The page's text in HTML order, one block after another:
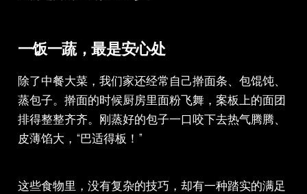
一饭一蔬，最是安心处
除了中餐大菜，我们家还经常自己擀面条、包馄饨、
蒸包子。擀面的时候厨房里面粉飞舞，案板上的面团
排得整整齐齐。刚蒸好的包子一口咬下去热气腾腾、
皮薄馅大，“巴适得板！”
这些食物里，没有复杂的技巧，却有一种踏实的满足